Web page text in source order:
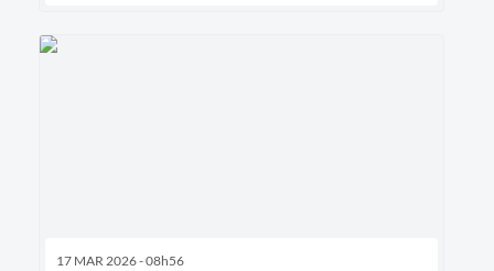
17 MAR 2026 - 08h56